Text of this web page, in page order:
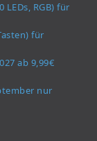
RGB) für
für
ab 9,99€
nur